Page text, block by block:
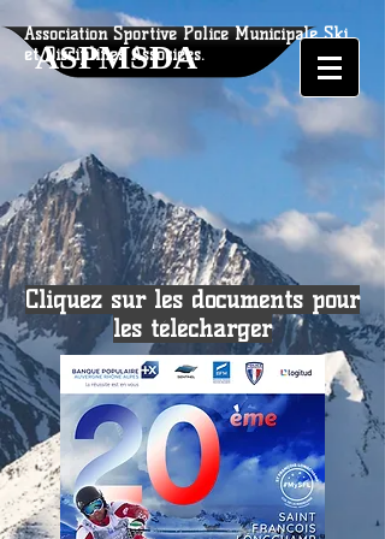
ASPMSDA
Association Sportive Police Municipale Ski
et Disciplines Associées.
Cliquez sur les documents pour
les télécharger